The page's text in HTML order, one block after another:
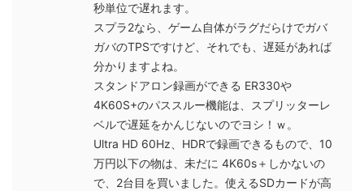
秒単位で遅れます。
スプラ2なら、ゲーム自体がラグだらけでガバ
ガバのTPSですけど、それでも、遅延があれば
分かりますよね。
スタンドアロン録画ができる ER330や
4K60S+のパススルー機能は、スプリッターレ
ベルで遅延をかんじないのでヨシ！ｗ。
Ultra HD 60Hz、HDRで録画できるもので、10
万円以下の物は、未だに 4K60s＋しかないの
で、2台目を買いました。使えるSDカードが高